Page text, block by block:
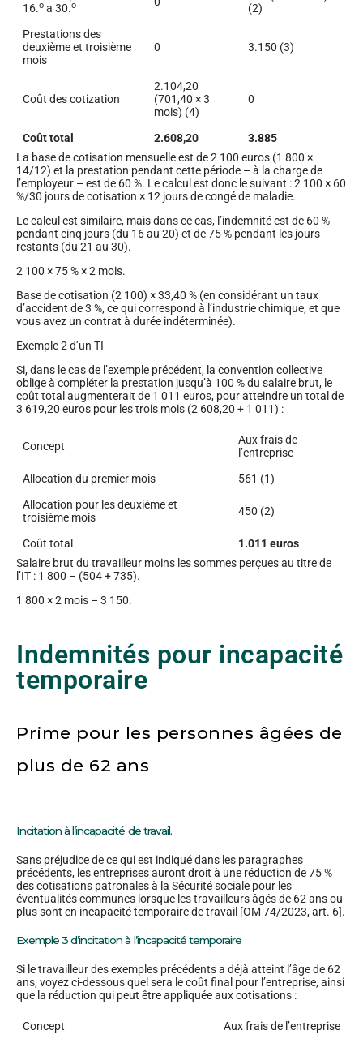
16.o a 30.o
(2)
Prestations des
deuxième et troisième
mois
0 3.150 (3)
Coût des cotization
2.104,20
(701,40 × 3
mois) (4)
0
Coût total 2.608,20
3.885
La base de cotisation mensuelle est de 2 100 euros (1 800 ×
14/12) et la prestation pendant cette période – à la charge de
l’employeur – est de 60 %. Le calcul est donc le suivant : 2 100 × 60
%/30 jours de cotisation × 12 jours de congé de maladie.
Le calcul est similaire, mais dans ce cas, l’indemnité est de 60 %
pendant cinq jours (du 16 au 20) et de 75 % pendant les jours
restants (du 21 au 30).
2 100 × 75 % × 2 mois.
Base de cotisation (2 100) × 33,40 % (en considérant un taux
d’accident de 3 %, ce qui correspond à l’industrie chimique, et que
vous avez un contrat à durée indéterminée).
Exemple 2 d’un TI
Si, dans le cas de l’exemple précédent, la convention collective
oblige à compléter la prestation jusqu’à 100 % du salaire brut, le
coût total augmenterait de 1 011 euros, pour atteindre un total de
3 619,20 euros pour les trois mois (2 608,20 + 1 011) :
Concept
Aux frais de
l’entreprise
Allocation du premier mois
561 (1)
Allocation pour les deuxième et
troisième mois
450 (2)
Coût total
1.011 euros
Salaire brut du travailleur moins les sommes perçues au titre de
l’IT : 1 800 – (504 + 735).
1 800 × 2 mois – 3 150.
Indemnités pour incapacité
temporaire
Prime pour les personnes âgées de
plus de 62 ans
Incitation à l’incapacité de travail.
Sans préjudice de ce qui est indiqué dans les paragraphes
précédents, les entreprises auront droit à une réduction de 75 %
des cotisations patronales à la Sécurité sociale pour les
éventualités communes lorsque les travailleurs âgés de 62 ans ou
plus sont en incapacité temporaire de travail [OM 74/2023, art. 6].
Exemple 3 d’incitation à l’incapacité temporaire
Si le travailleur des exemples précédents a déjà atteint l’âge de 62
ans, voyez ci-dessous quel sera le coût final pour l’entreprise, ainsi
que la réduction qui peut être appliquée aux cotisations :
Concept
Aux frais de l’entreprise